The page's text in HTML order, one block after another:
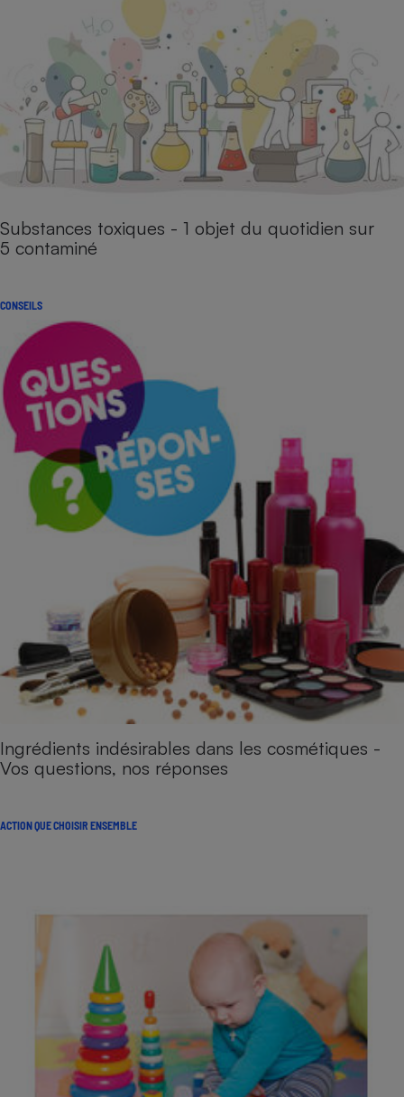
Substances toxiques - 1 objet du quotidien sur
5 contaminé
CONSEILS
Ingrédients indésirables dans les cosmétiques -
Vos questions, nos réponses
ACTION QUE CHOISIR ENSEMBLE